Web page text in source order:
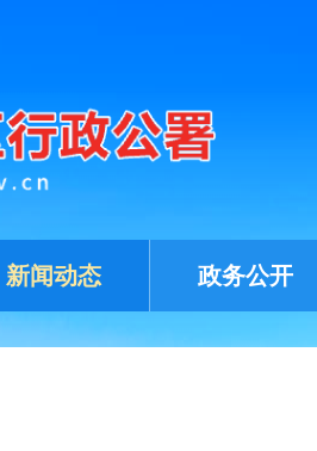
新闻动态 政务公开